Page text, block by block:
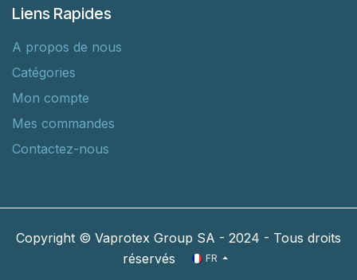
Liens Rapides
A propos de nous
Catégories
Mon compte
Mes commandes
Contactez-nous
Copyright © Vaprotex Group SA - 2024 - Tous droits
réservés
FR